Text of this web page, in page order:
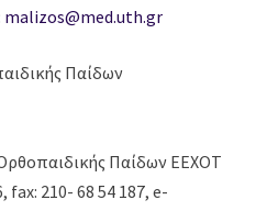
malizos@med.uth.gr
Παίδων
Παίδων ΕΕΧΟΤ
210- 68 54 187, e-